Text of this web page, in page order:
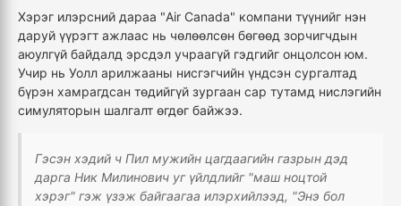
Хэрэг илэрсний дараа "Air Canada" компани түүнийг нэн
даруй үүрэгт ажлаас нь чөлөөлсөн бөгөөд зорчигчдын
аюулгүй байдалд эрсдэл учраагүй гэдгийг онцолсон юм.
Учир нь Уолл арилжааны нисгэгчийн үндсэн сургалтад
бүрэн хамрагдсан төдийгүй зургаан сар тутамд нислэгийн
симуляторын шалгалт өгдөг байжээ.
Гэсэн хэдий ч Пил мужийн цагдаагийн газрын дэд
дарга Ник Милинович уг үйлдлийг "маш ноцтой
хэрэг" гэж үзэж байгаагаа илэрхийлээд, "Энэ бол